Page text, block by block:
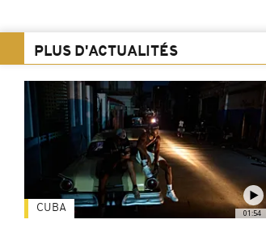
PLUS D'ACTUALITÉS
01:54
CUBA